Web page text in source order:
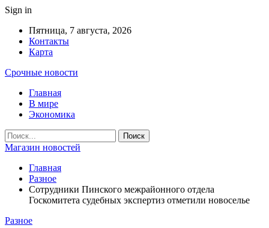
Sign in
Пятница, 7 августа, 2026
Контакты
Карта
Срочные новости
Главная
В мире
Экономика
Магазин новостей
Главная
Разное
Сотрудники Пинского межрайонного отдела
Госкомитета судебных экспертиз отметили новоселье
Разное